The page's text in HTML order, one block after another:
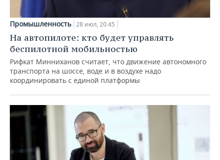
Промышленность 28 июл, 20:45
На автопилоте: кто будет управлять
беспилотной мобильностью
Рифкат Минниханов считает, что движение автономного
транспорта на шоссе, воде и в воздухе надо
координировать с единой платформы